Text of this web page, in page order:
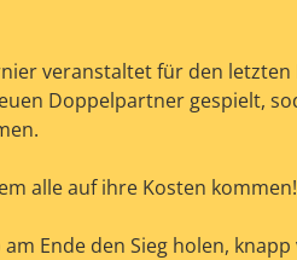
veranstaltet für den letzten
Doppelpartner gespielt,
alle auf ihre Kosten kommen!
Ende den Sieg holen,